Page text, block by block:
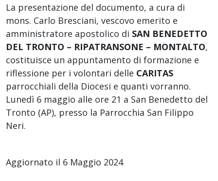
La presentazione del documento, a cura di
mons. Carlo Bresciani, vescovo emerito e
amministratore apostolico di SAN BENEDETTO
DEL TRONTO – RIPATRANSONE – MONTALTO,
costituisce un appuntamento di formazione e
riflessione per i volontari delle CARITAS
parrocchiali della Diocesi e quanti vorranno.
Lunedì 6 maggio alle ore 21 a San Benedetto del
Tronto (AP), presso la Parrocchia San Filippo
Neri.
Aggiornato il 6 Maggio 2024